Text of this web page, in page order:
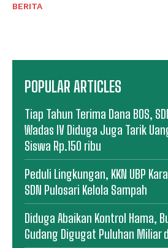
BERITA
POPULAR ARTICLES
Tiap Tahun Terima Dana BOS,
Wadas IV Diduga Juga Tarik
Siswa Rp.150 ribu
Peduli Lingkungan, KKN UBP
SDN Pulosari Kelola Sampah
Diduga Abaikan Kontrol Hama,
Gudang Digugat Puluhan Miliar